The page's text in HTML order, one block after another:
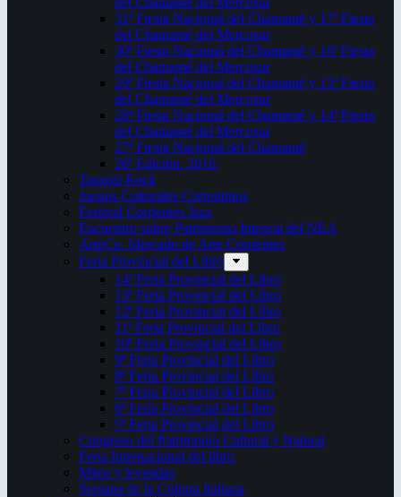
31ª Fiesta Nacional del Chamamé y 17ª Fiesta
del Chamamé del Mercosur
30ª Fiesta Nacional del Chamamé y 16ª Fiesta
del Chamamé del Mercosur
29ª Fiesta Nacional del Chamamé y 15ª Fiesta
del Chamamé del Mercosur
28ª Fiesta Nacional del Chamamé y 14ª Fiesta
del Chamamé del Mercosur
27ª Fiesta Nacional del Chamamé
26ª Edición. 2016.
Taragüi Rock
Juegos Culturales Correntinos
Festival Corrientes Jazz
Encuentro sobre Patrimonio Integral del NEA
ArteCo. Mercado de Arte Corrientes
Feria Provincial del Libro
14ª Feria Provincial del Libro
13ª Feria Provincial del Libro
12ª Feria Provincial del Libro
11ª Feria Provincial del Libro
10ª Feria Provincial del Libro
9ª Feria Provincial del Libro
8ª Feria Provincial del Libro
7ª Feria Provincial del Libro
6ª Feria Provincial del Libro
5ª Feria Provincial del Libro
Congreso del Patrimonio Cultural y Natural
Feria Internacional del libro
Mitos y leyendas
Semana de la Cultura Italiana